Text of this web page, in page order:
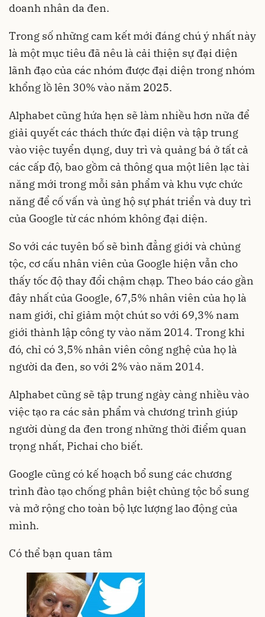
doanh nhân da đen.
Trong số những cam kết mới đáng chú ý nhất này
là một mục tiêu đã nêu là cải thiện sự đại diện
lãnh đạo của các nhóm được đại diện trong nhóm
khổng lồ lên 30% vào năm 2025.
Alphabet cũng hứa hẹn sẽ làm nhiều hơn nữa để
giải quyết các thách thức đại diện và tập trung
vào việc tuyển dụng, duy trì và quảng bá ở tất cả
các cấp độ, bao gồm cả thông qua một liên lạc tài
năng mới trong mỗi sản phẩm và khu vực chức
năng để cố vấn và ủng hộ sự phát triển và duy trì
của Google từ các nhóm không đại diện.
So với các tuyên bố sẽ bình đẳng giới và chủng
tộc, cơ cấu nhân viên của Google hiện vẫn cho
thấy tốc độ thay đổi chậm chạp. Theo báo cáo gần
đây nhất của Google, 67,5% nhân viên của họ là
nam giới, chỉ giảm một chút so với 69,3% nam
giới thành lập công ty vào năm 2014. Trong khi
đó, chỉ có 3,5% nhân viên công nghệ của họ là
người da đen, so với 2% vào năm 2014.
Alphabet cũng sẽ tập trung ngày càng nhiều vào
việc tạo ra các sản phẩm và chương trình giúp
người dùng da đen trong những thời điểm quan
trọng nhất, Pichai cho biết.
Google cũng có kế hoạch bổ sung các chương
trình đào tạo chống phân biệt chủng tộc bổ sung
và mở rộng cho toàn bộ lực lượng lao động của
mình.
Có thể bạn quan tâm